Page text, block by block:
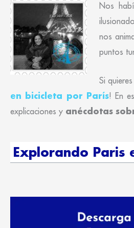
Nos
nos
puntos
Si
en bicicleta por París! En
explicaciones y anécdotas
Explorando Paris